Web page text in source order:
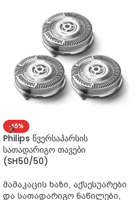
-15%
Philips წვერსაპარსის
სათადარიგო თავები
(SH50/50)
მამაკაცის ხაზი, აქსესუარები
და სათადარიგო ნაწილები,